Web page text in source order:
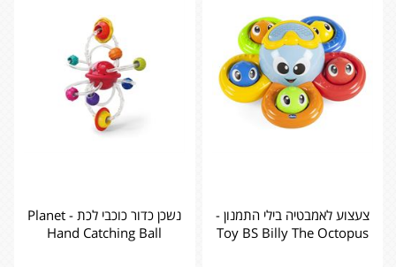
צעצוע לאמבטיה בילי התמנון -
Toy BS Billy The Octopus
נשכן כדור כוכבי לכת - Planet
Hand Catching Ball